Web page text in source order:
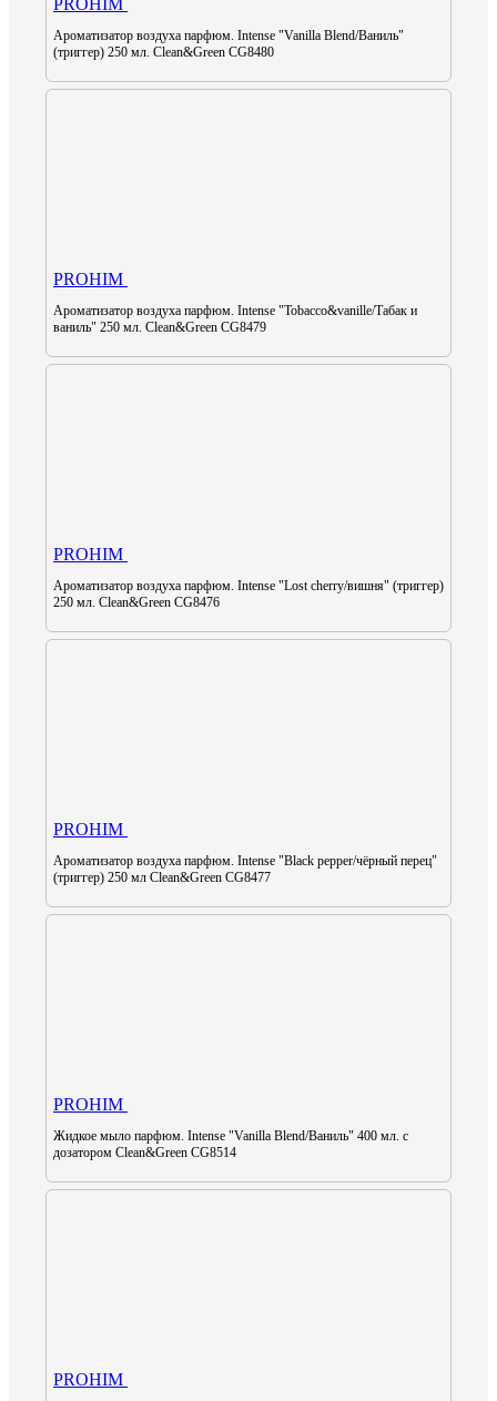
PROHIM
Ароматизатор воздуха парфюм. Intense "Vanilla Blend/Ваниль"
(триггер) 250 мл. Clean&Green CG8480
PROHIM
Ароматизатор воздуха парфюм. Intense "Tobacco&vanille/Табак и
ваниль" 250 мл. Clean&Green СG8479
PROHIM
Ароматизатор воздуха парфюм. Intense "Lost cherry/вишня" (триггер)
250 мл. Clean&Green CG8476
PROHIM
Ароматизатор воздуха парфюм. Intense "Black pepper/чёрный перец"
(триггер) 250 мл Clean&Green CG8477
PROHIM
Жидкое мыло парфюм. Intense "Vanilla Blend/Ваниль" 400 мл. с
дозатором Clean&Green CG8514
PROHIM